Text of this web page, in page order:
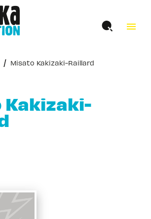
menu
/ Misato Kakizaki-Raillard
Kakizaki-